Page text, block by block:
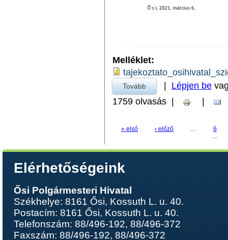
Melléklet:
Tovább a Tájékoztató
Lépjen be
1759 olvasás
Oldalak
« első ‹ előző …
6
…
Elérhetőségeink
Ősi Polgármesteri Hivatal
Székhelye: 8161 Ősi, Kossuth L. u. 40.
Postacím: 8161 Ősi, Kossuth L. u. 40.
Telefonszám: 88/496-192, 88/496-372
Faxszám: 88/496-192, 88/496-372